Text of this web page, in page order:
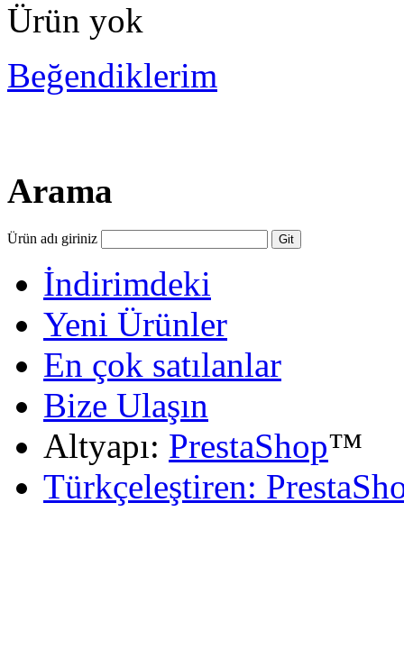
Ürün yok
Beğendiklerim
Arama
Ürün adı giriniz
İndirimdeki
Yeni Ürünler
En çok satılanlar
Bize Ulaşın
Altyapı: PrestaShop™
Türkçeleştiren: